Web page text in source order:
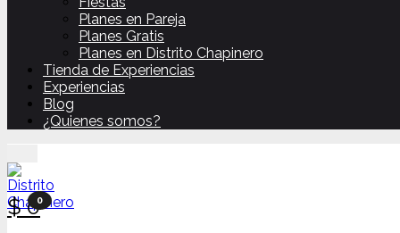
Planes en Pareja
Planes Gratis
Planes en Distrito Chapinero
Tienda de Experiencias
Experiencias
Blog
¿Quienes somos?
0
$0